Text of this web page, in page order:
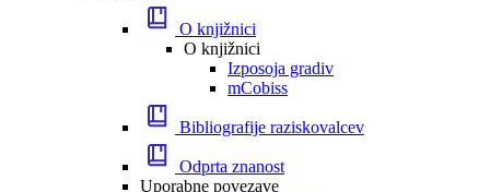
O knjižnici
O knjižnici
Izposoja gradiv
mCobiss
Bibliografije raziskovalcev
Odprta znanost
Uporabne povezave